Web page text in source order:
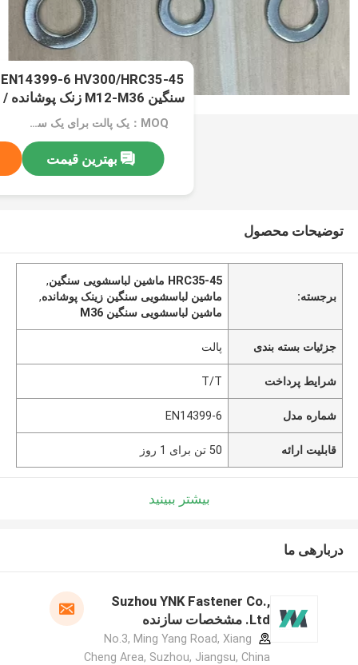
سنگین M12-M36 زنک پوشانده / HDG
MOQ：یک پالت برای یک سایز
بهترین قیمت
توضیحات محصول
برجسته:
HRC35-45 ماشین لباسشویی سنگین
,
ماشین لباسشویی سنگین زینک پوشانده,
ماشین لباسشویی سنگین M36
جزئیات بسته بندی پالت
شرایط پرداخت T/T
شماره مدل EN14399-6
قابلیت ارائه 50 تن برای 1 روز
بیشتر ببینید
دربارهی ما
Suzhou YNK Fastener Co.,
Ltd. مشخصات سازنده
No.3, Ming Yang Road, Xiang
Cheng Area, Suzhou, Jiangsu, China